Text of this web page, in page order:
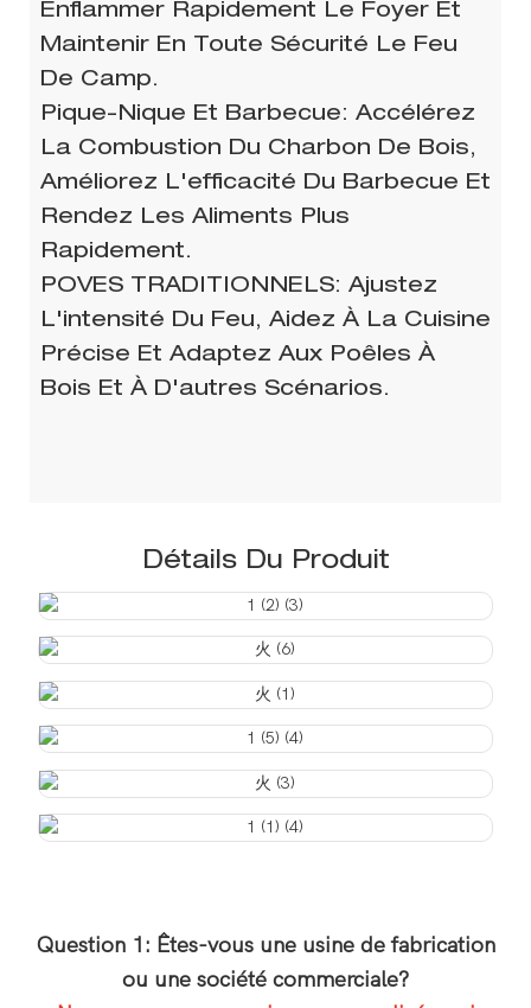
Enflammer Rapidement Le Foyer Et
Maintenir En Toute Sécurité Le Feu
De Camp.
Pique-Nique Et Barbecue: Accélérez
La Combustion Du Charbon De Bois,
Améliorez L'efficacité Du Barbecue Et
Rendez Les Aliments Plus
Rapidement.
POVES TRADITIONNELS: Ajustez
L'intensité Du Feu, Aidez À La Cuisine
Précise Et Adaptez Aux Poêles À
Bois Et À D'autres Scénarios.
Détails Du Produit
Question 1: Êtes-vous une usine de fabrication
ou une société commerciale?